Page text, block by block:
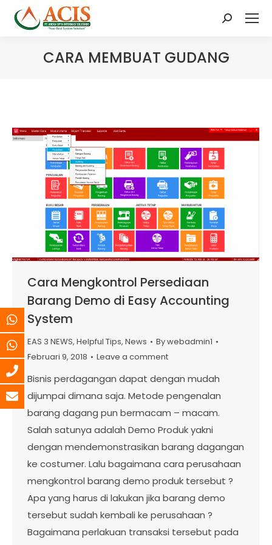
Search:
CARA MEMBUAT GUDANG
Cara Mengkontrol Persediaan
Barang Demo di Easy Accounting
System
EAS 3 NEWS, Helpful Tips, News Bywebadmin1
Februari 9, 2018
Leave a comment
Bisnis perdagangan dapat dengan mudah
dijumpai dimana saja. Metode pengenalan
barang dagang pun bermacam – macam.
Salah satunya adalah Demo Produk yakni
dengan mendemonstrasikan barang dagangan
ke costumer. Lalu bagaimana cara perusahaan
mengkontrol barang demo produk tersebut ?
Apa yang harus di lakukan jika barang demo
tersebut sudah kembali ke perusahaan ?
Bagaimana perlakuan transaksi tersebut pada